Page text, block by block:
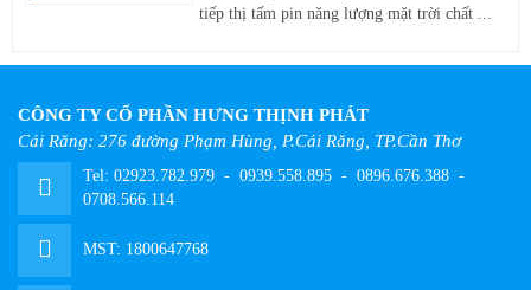
tiếp thị tấm pin năng lượng mặt trời chất ...
CÔNG TY CỔ PHẦN HƯNG THỊNH PHÁT
Cái Răng: 276 đường Phạm Hùng, P.Cái Răng, TP.Cần Thơ
Tel: 02923.782.979 - 0939.558.895 - 0896.676.388 -
0708.566.114
MST: 1800647768